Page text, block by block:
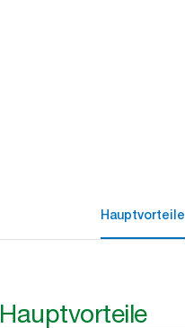
Hauptvorteile
Hauptvorteile